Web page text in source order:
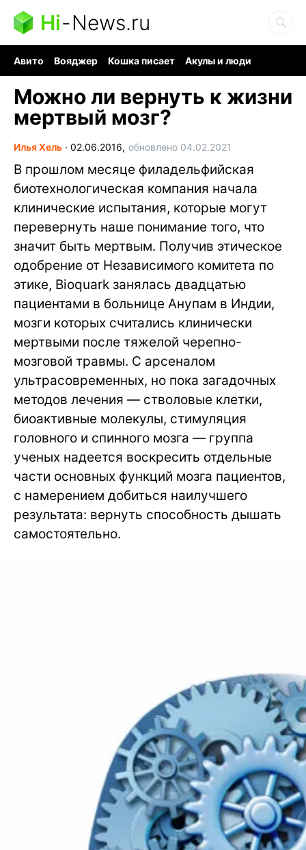
Hi-News.ru
Авито Вояджер Кошка писает
Акулы и люди
Можно ли вернуть к жизни
мертвый мозг?
Илья Хель ∙ 02.06.2016, обновлено 04.02.2021
В прошлом месяце филадельфийская
биотехнологическая компания начала
клинические испытания, которые могут
перевернуть наше понимание того, что
значит быть мертвым. Получив этическое
одобрение от Независимого комитета по
этике, Bioquark занялась двадцатью
пациентами в больнице Анупам в Индии,
мозги которых считались клинически
мертвыми после тяжелой черепно-
мозговой травмы. С арсеналом
ультрасовременных, но пока загадочных
методов лечения — стволовые клетки,
биоактивные молекулы, стимуляция
головного и спинного мозга — группа
ученых надеется воскресить отдельные
части основных функций мозга пациентов,
с намерением добиться наилучшего
результата: вернуть способность дышать
самостоятельно.